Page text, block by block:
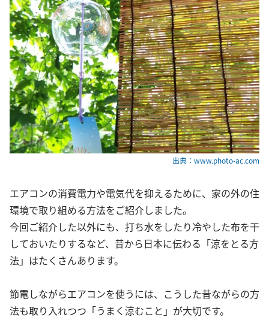
出典：www.photo-ac.com
エアコンの消費電力や電気代を抑えるために、家の外の住
環境で取り組める方法をご紹介しました。
今回ご紹介した以外にも、打ち水をしたり冷やした布を干
しておいたりするなど、昔から日本に伝わる「涼をとる方
法」はたくさんあります。
節電しながらエアコンを使うには、こうした昔ながらの方
法も取り入れつつ「うまく涼むこと」が大切です。